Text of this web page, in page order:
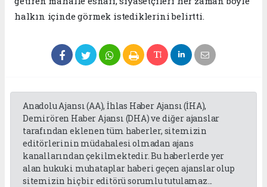
halkın içinde görmek istediklerini belirtti.
Anadolu Ajansı (AA), İhlas Haber Ajansı (İHA),
Demirören Haber Ajansı (DHA) ve diğer ajanslar
tarafından eklenen tüm haberler, sitemizin
editörlerinin müdahalesi olmadan ajans
kanallarından çekilmektedir. Bu haberlerde yer
alan hukuki muhataplar haberi geçen ajanslar olup
sitemizin hiç bir editörü sorumlu tutulamaz...